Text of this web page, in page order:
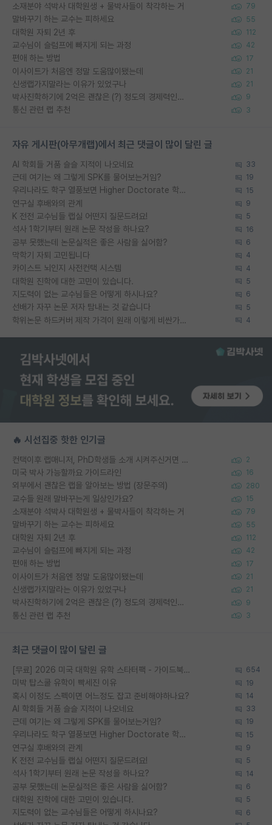
소재분야 석박사 대학원생 + 물박사들이 착각하는 거 79
말바꾸기 하는 교수는 피하세요 55
대학원 자퇴 2년 후 112
교수님이 슬럼프에 빠지게 되는 과정 42
편애 하는 방법 17
이사이트가 처음엔 정말 도움많이됐는데 21
신생랩가지말라는 이유가 있었구나 21
박사진학하기에 2억은 괜찮은 (?) 정도의 경제력인가요 9
통신 관련 랩 추천 3
자유 게시판(아무개랩)에서 최근 댓글이 많이 달린 글
AI 학회들 거품 슬슬 지적이 나오네요 33
근데 여기는 왜 그렇게 SPK를 물어보는거임? 19
우리나라도 학구 열풍보면 Higher Doctorate 학위가 필요하다고 봅니다. 15
연구실 후배와의 관계 9
K 전전 교수님들 랩실 어떤지 질문드려요! 5
석사 1학기부터 원래 논문 작성을 하나요? 16
공부 못했는데 논문실적은 좋은 사람을 싫어함? 6
막학기 자퇴 고민됩니다 4
카이스트 뇌인지 사전컨택 시스템 4
대학원 진학에 대한 고민이 있습니다. 5
지도력이 없는 교수님들은 어떻게 하시나요? 6
선배가 자꾸 논문 저자 탐내는 것 같습니다 5
학위논문 하드커버 제작 가격이 원래 이렇게 비싼가요? 4
🔥 시선집중 핫한 인기글
컨택이후 랩매니저, PhD학생들 소개 시켜주신거면 거의 컨펌에 가깝나요? 2
미국 박사 가능할까요 가이드라인 16
외부에서 괜찮은 랩을 알아보는 방법 (장문주의) 280
교수들 원래 말바꾸는게 일상인가요? 15
소재분야 석박사 대학원생 + 물박사들이 착각하는 거 79
말바꾸기 하는 교수는 피하세요 55
대학원 자퇴 2년 후 112
교수님이 슬럼프에 빠지게 되는 과정 42
편애 하는 방법 17
이사이트가 처음엔 정말 도움많이됐는데 21
신생랩가지말라는 이유가 있었구나 21
박사진학하기에 2억은 괜찮은 (?) 정도의 경제력인가요 9
통신 관련 랩 추천 3
최근 댓글이 많이 달린 글
[무료] 2026 미국 대학원 유학 스타터팩 - 가이드북 & 합격자 컨택메일 템플릿 654
미박 탑스쿨 유학이 빡세진 이유 19
혹시 이정도 스펙이면 어느정도 잡고 준비해야하나요? 14
AI 학회들 거품 슬슬 지적이 나오네요 33
근데 여기는 왜 그렇게 SPK를 물어보는거임? 19
우리나라도 학구 열풍보면 Higher Doctorate 학위가 필요하다고 봅니다. 15
연구실 후배와의 관계 9
K 전전 교수님들 랩실 어떤지 질문드려요! 5
석사 1학기부터 원래 논문 작성을 하나요? 14
공부 못했는데 논문실적은 좋은 사람을 싫어함? 6
대학원 진학에 대한 고민이 있습니다. 5
지도력이 없는 교수님들은 어떻게 하시나요? 6